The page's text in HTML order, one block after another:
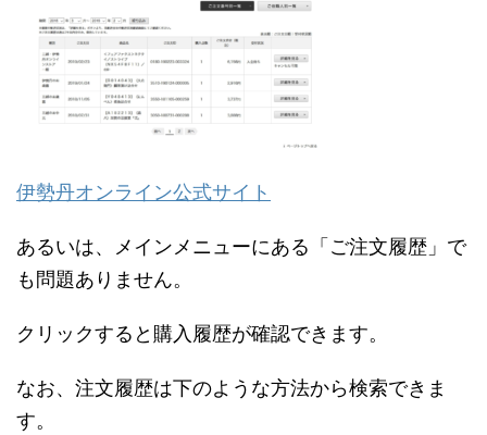
伊勢丹オンライン公式サイト
あるいは、メインメニューにある「ご注文履歴」で
も問題ありません。
クリックすると購入履歴が確認できます。
なお、注文履歴は下のような方法から検索できま
す。